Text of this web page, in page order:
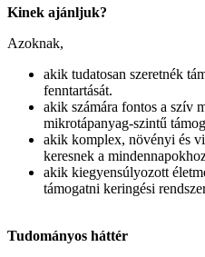
Kinek ajánljuk?
Azoknak,
akik tudatosan szeretnék
fenntartását.
akik számára fontos a szív
mikrotápanyag-szintű
akik komplex, növényi és
keresnek a
akik kiegyensúlyozott
támogatni keringési
Tudományos háttér